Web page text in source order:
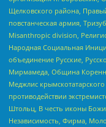
Щелковского района,
повстанческая армия,
Misanthropic division,
Народная Социальная
объединение Русские,
Мирмамеда, Община
Меджлис
противодействии
Штольц, В честь иконы
Независимость, Фирма,